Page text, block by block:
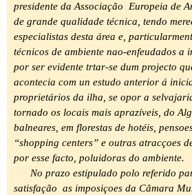
presidente da Associação Europeia de
de grande qualidade técnica, tendo
especialistas desta área e,
técnicos de ambiente nao-enfeudados a
por ser evidente trtar-se dum projecto
acontecia com un estudo anterior á
proprietários da ilha, se opor a
tornado os locais mais aprazíveis, do
balneares, em florestas de hotéis,
“shopping centers” e outras atracçoes
por esse facto, poluidoras do ambiente.
No prazo estipulado polo referido
satisfação as imposiçoes da Câmara